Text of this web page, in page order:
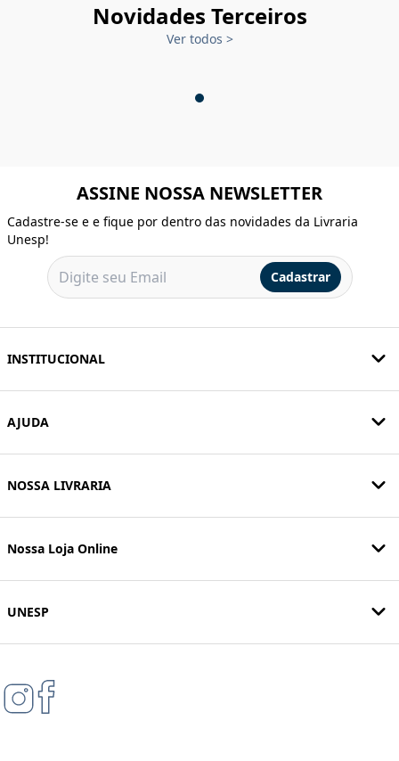
Novidades Terceiros
Ver todos >
ASSINE NOSSA NEWSLETTER
Cadastre-se e e fique por dentro das novidades da Livraria
Unesp!
Cadastrar
INSTITUCIONAL
AJUDA
NOSSA LIVRARIA
Nossa Loja Online
UNESP